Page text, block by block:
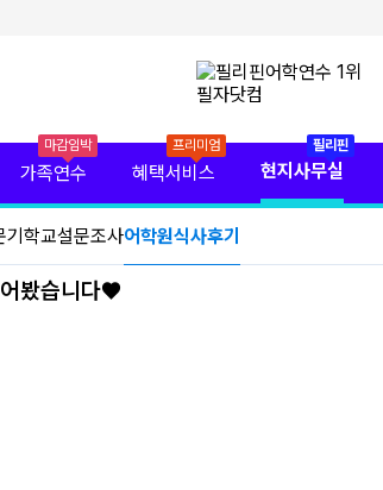
마감임박
가족연수
프리미엄
혜택서비스
필리핀
현지사무실
기학교설문조사어학원식사후기
봤습니다♥